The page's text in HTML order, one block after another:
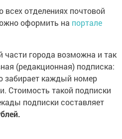
отделениях почтовой
оформить на портале
части города возможна и так
(редакционная) подписка:
забирает каждый номер
Стоимость такой подписки
подписки составляет